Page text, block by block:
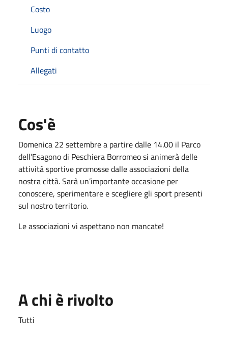
Costo
Luogo
Punti di contatto
Allegati
Cos'è
Domenica 22 settembre a partire dalle 14.00 il Parco
dell’Esagono di Peschiera Borromeo si animerà delle
attività sportive promosse dalle associazioni della
nostra città. Sarà un’importante occasione per
conoscere, sperimentare e scegliere gli sport presenti
sul nostro territorio.
Le associazioni vi aspettano non mancate!
A chi è rivolto
Tutti